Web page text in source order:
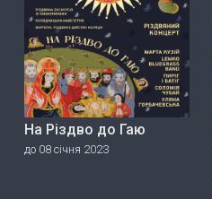
На Різдво до Гаю
до 08 січня 2023